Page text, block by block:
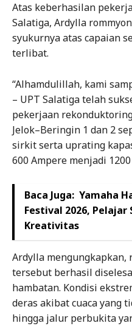
Atas keberhasilan
Salatiga, Ardylla
syukurnya atas capaian
terlibat.
“Alhamdulillah, kami
– UPT Salatiga telah
pekerjaan
Jelok–Beringin 1 dan 2
sirkit serta uprating
600 Ampere menjadi
Baca Juga: Yamaha
Festival 2026, Pelajar
Kreativitas
Ardylla mengungkapkan,
tersebut berhasil
hambatan. Kondisi
deras akibat cuaca yang
hingga jalur perbukita